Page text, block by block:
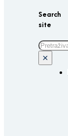
Search
site
Traži
×